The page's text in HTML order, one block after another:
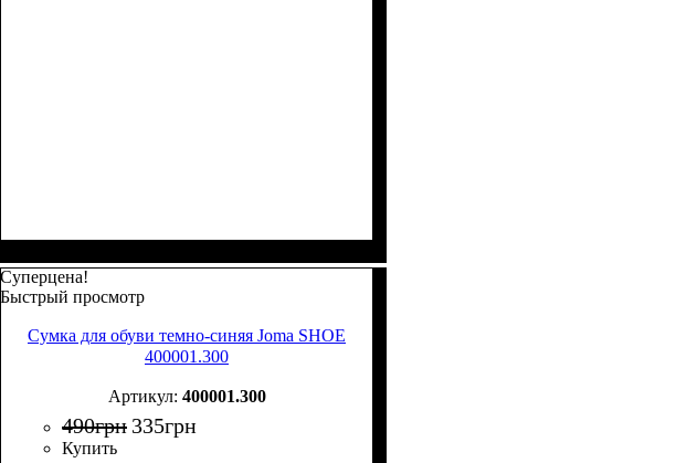
Суперцена!
Быстрый просмотр
Сумка для обуви темно-синяя Joma SHOE
400001.300
400001.300
490грн 335грн
Купить